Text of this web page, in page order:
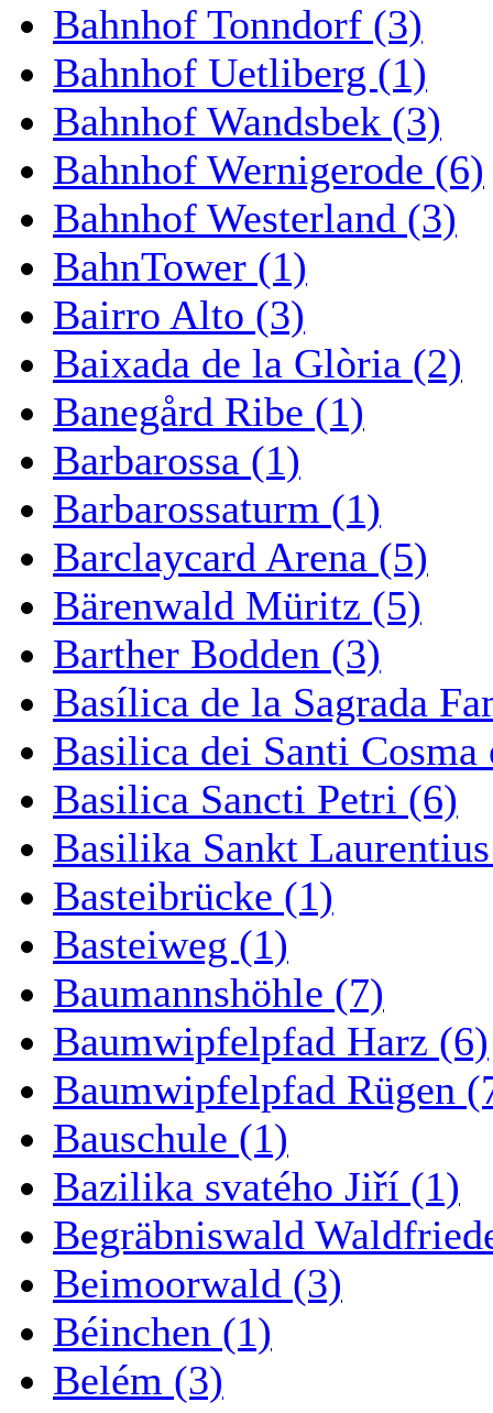
Bahnhof Tonndorf (3)
Bahnhof Uetliberg (1)
Bahnhof Wandsbek (3)
Bahnhof Wernigerode (6)
Bahnhof Westerland (3)
BahnTower (1)
Bairro Alto (3)
Baixada de la Glòria (2)
Banegård Ribe (1)
Barbarossa (1)
Barbarossaturm (1)
Barclaycard Arena (5)
Bärenwald Müritz (5)
Barther Bodden (3)
Basílica de la Sagrada
Basilica dei Santi
Basilica Sancti Petri (6)
Basilika Sankt
Basteibrücke (1)
Basteiweg (1)
Baumannshöhle (7)
Baumwipfelpfad Harz (6)
Baumwipfelpfad Rügen
Bauschule (1)
Bazilika svatého Jiří (1)
Begräbniswald
Beimoorwald (3)
Béinchen (1)
Belém (3)